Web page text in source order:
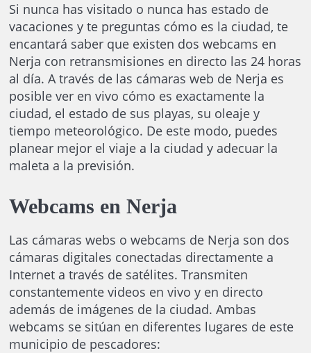
Si nunca has visitado o nunca has estado de
vacaciones y te preguntas cómo es la ciudad, te
encantará saber que existen dos webcams en
Nerja con retransmisiones en directo las 24 horas
al día. A través de las cámaras web de Nerja es
posible ver en vivo cómo es exactamente la
ciudad, el estado de sus playas, su oleaje y
tiempo meteorológico. De este modo, puedes
planear mejor el viaje a la ciudad y adecuar la
maleta a la previsión.
Webcams en Nerja
Las cámaras webs o webcams de Nerja son dos
cámaras digitales conectadas directamente a
Internet a través de satélites. Transmiten
constantemente videos en vivo y en directo
además de imágenes de la ciudad. Ambas
webcams se sitúan en diferentes lugares de este
municipio de pescadores: